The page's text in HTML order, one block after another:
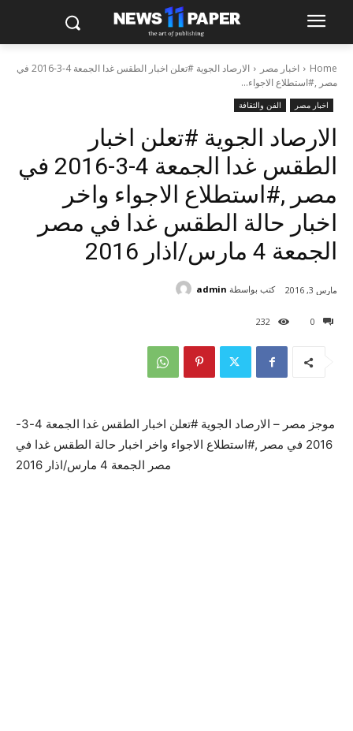
Home اخبار مصر
الارصاد الجوية #تعلن اخبار الطقس غدا الجمعة 4-3-2016 في
مصر ,#استطلاع الاجواء...
اخبار مصر الفن والثقافة
الارصاد الجوية #تعلن اخبار
الطقس غدا الجمعة 4-3-2016 في
مصر ,#استطلاع الاجواء واخر
اخبار حالة الطقس غدا في مصر
الجمعة 4 مارس/اذار 2016
0
232
مارس 3, 2016 كتب بواسطة admin
موجز مصر – الارصاد الجوية #تعلن اخبار الطقس غدا الجمعة 4-3-
2016 في مصر ,#استطلاع الاجواء واخر اخبار حالة الطقس غدا في
مصر الجمعة 4 مارس/اذار 2016